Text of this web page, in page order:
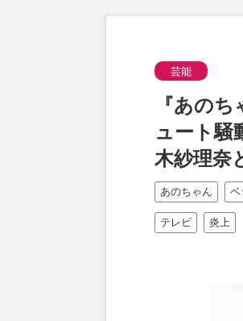
芸能
『あの
ュート騒
木紗理奈
あのちゃん ベ
テレビ 炎上